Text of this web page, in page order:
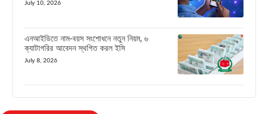
July 10, 2026
এনআইডিতে নাম-বয়স সংশোধনে নতুন নিয়ম, ৬
ক্যাটাগরির আবেদন স্থগিত করল ইসি
July 8, 2026